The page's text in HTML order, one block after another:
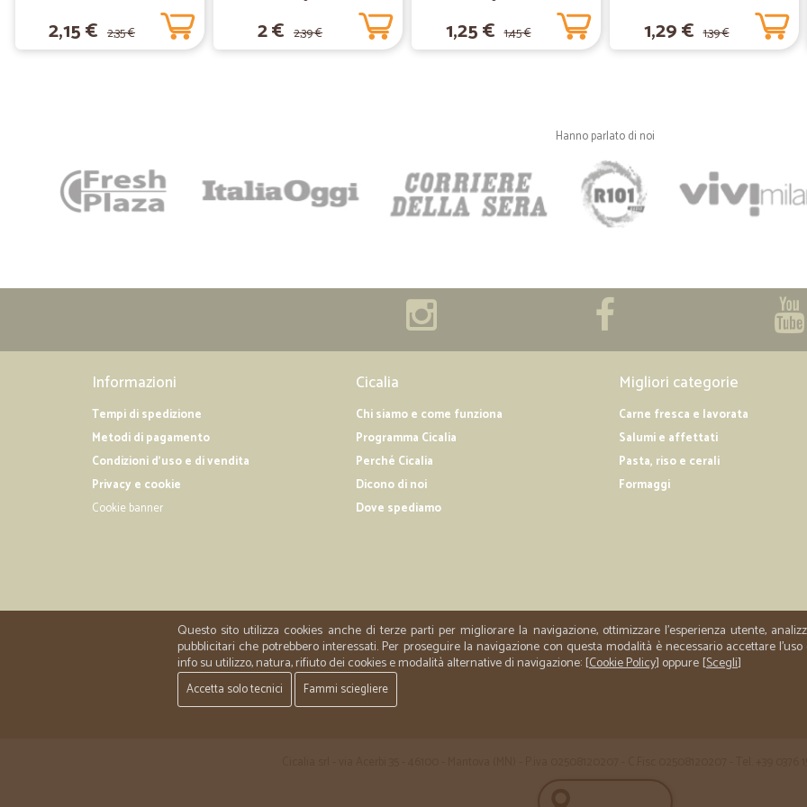
Valentina N.
oggi mi e arrivata la mia
oggi mi e arrivata la mia prima
personale gentilissimo comprero
prodotti come indicati, la
—
Tutto a posto
Tutto a posto, imballo perfetto,
rispettati, pur facendo recapitare
assolutamente congrue e oneste
sento di consigliare per la
2,15 € 2,35 € 2 € 2,39 € 1,25 € 1,45 € 1,29 € 1,39 €
Hanno parlato di noi
Informazioni
Tempi di spedizione
Metodi di pagamento
Condizioni d'uso e di vendita
Privacy e cookie
Cookie banner
Cicalia
Chi siamo e come funziona
Programma Cicalia
Perché Cicalia
Dicono di noi
Dove spediamo
Migliori categorie
Carne fresca e lavorata
Salumi e affettati
Pasta, riso e cerali
Formaggi
Questo sito utilizza cookies anche di terze parti per migliorare la navigazione, ottimizzare l'esperienza utente,
pubblicitari che potrebbero interessati. Per proseguire la navigazione con questa modalità è necessario accettare
info su utilizzo, natura, rifiuto dei cookies e modalità alternative di navigazione: [Cookie Policy] oppure [Scegli]
Accetta solo tecnici Fammi sciegliere